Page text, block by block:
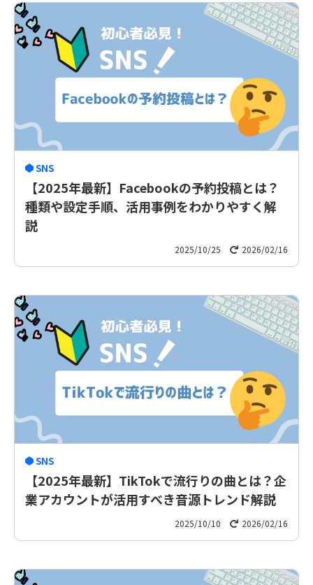
SNS
【2025年最新】Facebookの予約投稿とは？
種類や設定手順、活用事例をわかりやすく解
説
2025/10/25 2026/02/16
SNS
【2025年最新】TikTokで流行りの曲とは？企
業アカウントが活用すべき音源トレンド解説
2025/10/10 2026/02/16